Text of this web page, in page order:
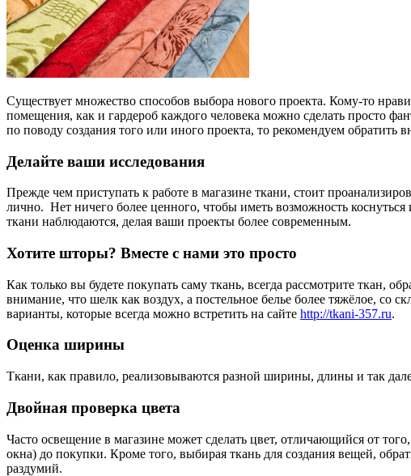
Существует множество способов выбора нового проекта. Кому-то
помещения, как и гардероб каждого человека можно сделать просто
по поводу создания того или иного проекта, то рекомендуем
Делайте ваши исследования
Прежде чем приступать к работе в магазине ткани, стоит
лично. Нет ничего более ценного, чтобы иметь возможность
ткани наблюдаются, делая ваши проекты более современным.
Хотите шторы? Вместе с нами это просто
Как только вы будете покупать саму ткань, всегда рассмотрите ткан,
внимание, что шелк как воздух, а постельное белье более тяжёлое, со
варианты, которые всегда можно встретить на сайте http://tkani-357.ru.
Оценка ширины
Ткани, как правило, реализовываются разной ширины, длины и так
Двойная проверка цвета
Часто освещение в магазине может сделать цвет, отличающийся от
окна) до покупки. Кроме того, выбирая ткань для создания вещей,
раздумий.